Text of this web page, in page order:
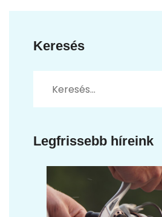
Keresés
Legfrissebb híreink